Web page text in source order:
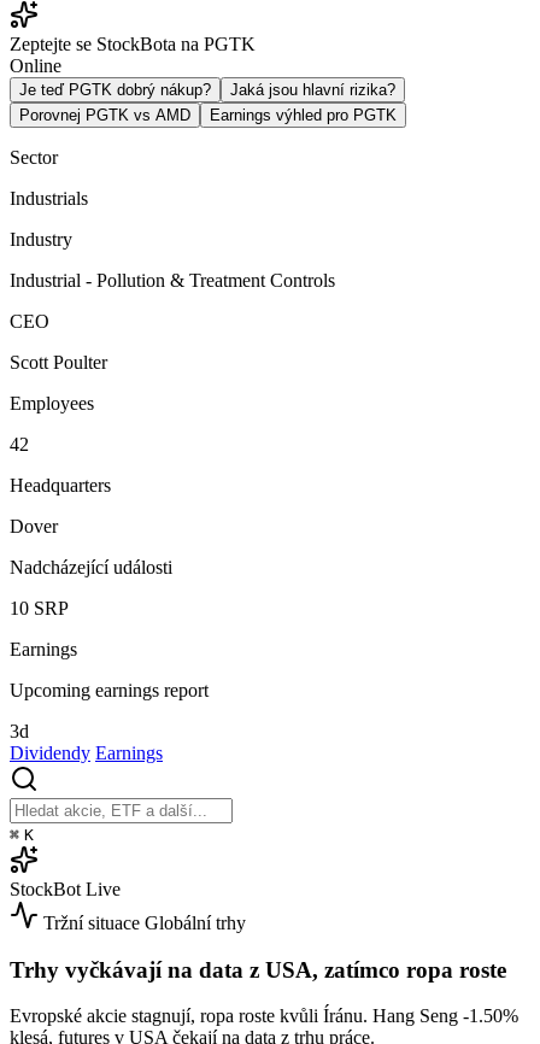
Zeptejte se StockBota na PGTK
Online
Je teď PGTK dobrý nákup?
Jaká jsou hlavní rizika?
Porovnej PGTK vs AMD
Earnings výhled pro PGTK
Sector
Industrials
Industry
Industrial - Pollution & Treatment Controls
CEO
Scott Poulter
Employees
42
Headquarters
Dover
Nadcházející události
10 SRP
Earnings
Upcoming earnings report
3d
Dividendy Earnings
⌘ K
StockBot Live
Tržní situace Globální trhy
Trhy vyčkávají na data z USA, zatímco ropa roste
Evropské akcie stagnují, ropa roste kvůli Íránu. Hang Seng -1.50%
klesá, futures v USA čekají na data z trhu práce.